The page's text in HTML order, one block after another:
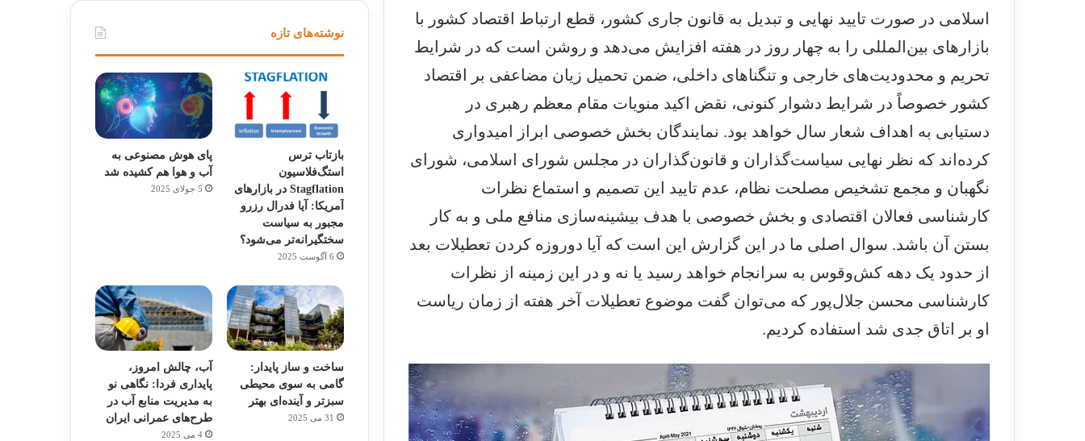
اسلامی در صورت تایید نهایی و تبدیل به قانون جاری کشور، قطع ارتباط اقتصاد کشور با
بازارهای بین‌المللی را به چهار روز در هفته افزایش می‌دهد و روشن است که در شرایط
تحریم و محدودیت‌های خارجی و تنگناهای داخلی، ضمن تحمیل زیان مضاعفی بر اقتصاد
کشور خصوصاً در شرایط دشوار کنونی، نقض اکید منویات مقام معظم رهبری در
دستیابی به اهداف شعار سال خواهد بود. نمایندگان بخش خصوصی ابراز امیدواری
کرده‌اند که نظر نهایی سیاست‌گذاران و قانون‌گذاران در مجلس شورای اسلامی، شورای
نگهبان و مجمع تشخیص مصلحت نظام، عدم تایید این تصمیم و استماع نظرات
کارشناسی فعالان اقتصادی و بخش خصوصی با هدف بیشینه‌سازی منافع ملی و به کار
بستن آن باشد. سوال اصلی ما در این گزارش این است که آیا دوروزه کردن تعطیلات بعد
از حدود یک دهه کش‌وقوس به سرانجام خواهد رسید یا نه و در این زمینه از نظرات
کارشناسی محسن جلال‌پور که می‌توان گفت موضوع تعطیلات آخر هفته از زمان ریاست
او بر اتاق جدی شد استفاده کردیم.
نوشته‌های تازه
بازتاب ترس
استگ‌فلاسیون
Stagflation در بازارهای
آمریکا: آیا فدرال رزرو
مجبور به سیاست
سختگیرانه‌تر می‌شود؟
6 آگوست 2025
پای هوش مصنوعی به
آب و هوا هم کشیده شد
5 جولای 2025
ساخت و ساز پایدار:
گامی به سوی محیطی
سبزتر و آینده‌ای بهتر
31 می 2025
آب، چالش امروز،
پایداری فردا: نگاهی نو
به مدیریت منابع آب در
طرح‌های عمرانی ایران
4 می 2025